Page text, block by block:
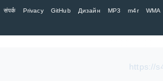
संपर्क Privacy GitHub Дизайн MP3 m4r WMA
https://